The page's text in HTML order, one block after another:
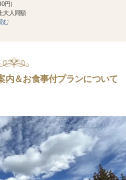
）
大人同額
む
内＆お食事付プランについて